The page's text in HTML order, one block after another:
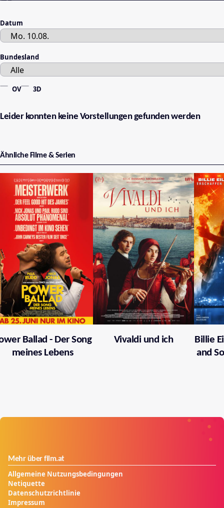
Datum
Bundesland
OV 3D
Leider konnten keine Vorstellungen gefunden werden
Ähnliche Filme & Serien
Ballad - Der Song
meines Lebens
Vivaldi und ich
Billie
and
Mehr über film.at
Allgemeine Nutzungsbedingungen
Netiquette
Datenschutzrichtlinie
Impressum